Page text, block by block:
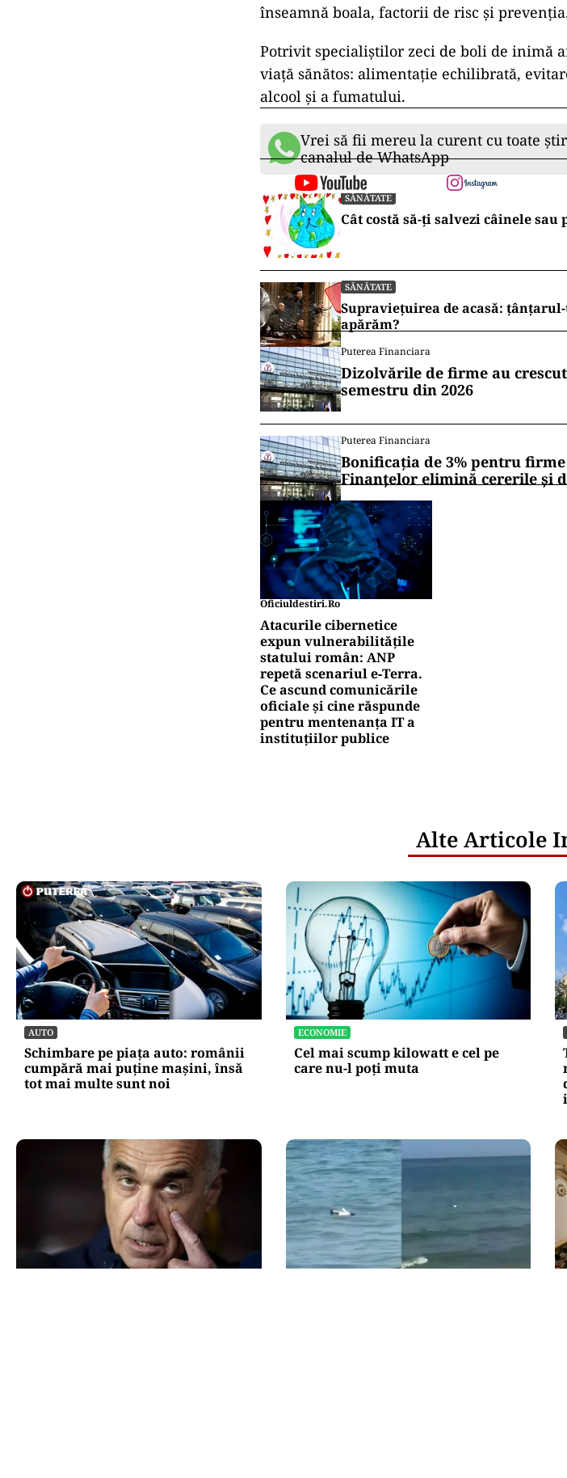
înseamnă boala, factorii de risc și
Potrivit specialiștilor zeci de boli de inimă
viață sănătos: alimentație echilibrată,
alcool și a fumatului.
Vrei să fii mereu la curent cu toate
canalul de WhatsApp
SĂNĂTATE
Cât costă să-ți salvezi câinele sau
SĂNĂTATE
Supraviețuirea de acasă:
apărăm?
Puterea Financiara
Dizolvările de firme au
semestru din 2026
Puterea Financiara
Bonificația de 3% pentru
Finanțelor elimină cererile și
Oficiuldestiri.ro
Atacurile cibernetice
expun vulnerabilitățile
statului român: ANP
repetă scenariul e‑Terra.
Ce ascund comunicările
oficiale și cine răspunde
pentru mentenanța IT a
instituțiilor publice
Alte Articole
AUTO
Schimbare pe piața auto: românii
cumpără mai puține mașini, însă
tot mai multe sunt noi
ECONOMIE
Cel mai scump kilowatt e cel pe
care nu-l poți muta